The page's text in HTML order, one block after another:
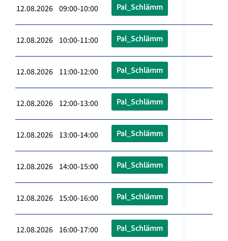
12.08.2026 09:00-10:00 Pal_Schlämm
12.08.2026 10:00-11:00 Pal_Schlämm
12.08.2026 11:00-12:00 Pal_Schlämm
12.08.2026 12:00-13:00 Pal_Schlämm
12.08.2026 13:00-14:00 Pal_Schlämm
12.08.2026 14:00-15:00 Pal_Schlämm
12.08.2026 15:00-16:00 Pal_Schlämm
12.08.2026 16:00-17:00 Pal_Schlämm